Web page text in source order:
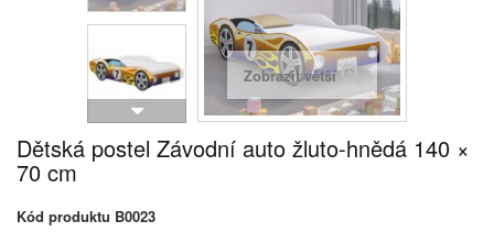
Zobrazit větší
Dětská postel Závodní auto žluto-hnědá 140 ×
70 cm
Kód produktu B0023